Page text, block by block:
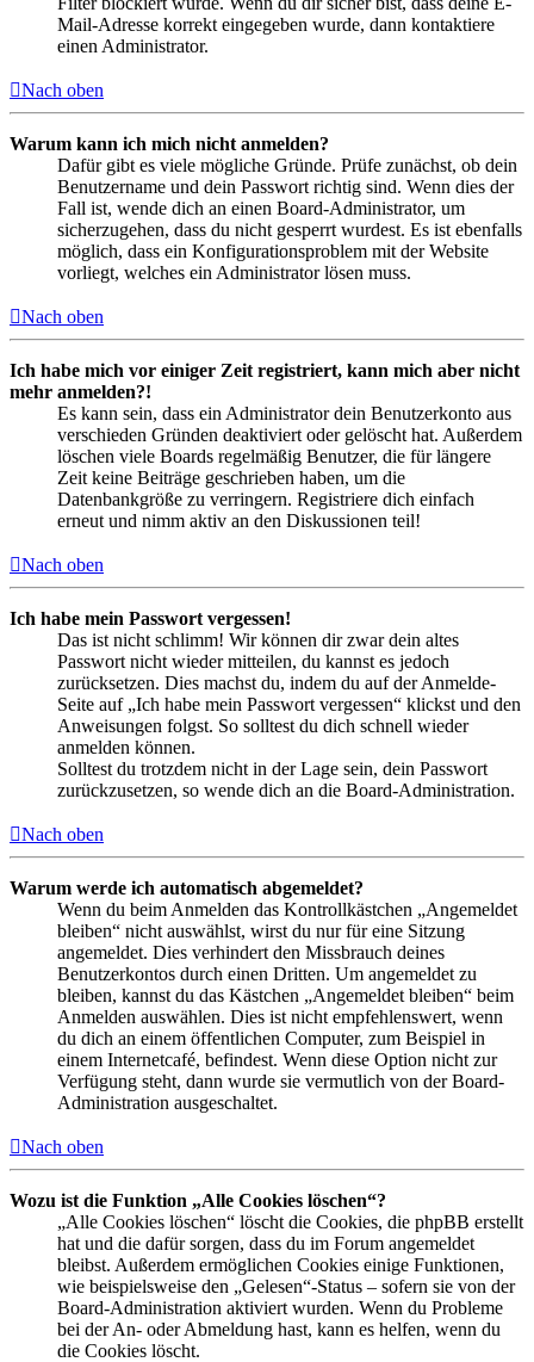
Mail-Adresse korrekt eingegeben wurde, dann kontaktiere
einen Administrator.
Nach oben
Warum kann ich mich nicht anmelden?
Dafür gibt es viele mögliche Gründe. Prüfe zunächst, ob dein
Benutzername und dein Passwort richtig sind. Wenn dies der
Fall ist, wende dich an einen Board-Administrator, um
sicherzugehen, dass du nicht gesperrt wurdest. Es ist ebenfalls
möglich, dass ein Konfigurationsproblem mit der Website
vorliegt, welches ein Administrator lösen muss.
Nach oben
Ich habe mich vor einiger Zeit registriert, kann mich aber nicht
mehr anmelden?!
Es kann sein, dass ein Administrator dein Benutzerkonto aus
verschieden Gründen deaktiviert oder gelöscht hat. Außerdem
löschen viele Boards regelmäßig Benutzer, die für längere
Zeit keine Beiträge geschrieben haben, um die
Datenbankgröße zu verringern. Registriere dich einfach
erneut und nimm aktiv an den Diskussionen teil!
Nach oben
Ich habe mein Passwort vergessen!
Das ist nicht schlimm! Wir können dir zwar dein altes
Passwort nicht wieder mitteilen, du kannst es jedoch
zurücksetzen. Dies machst du, indem du auf der Anmelde-
Seite auf „Ich habe mein Passwort vergessen“ klickst und den
Anweisungen folgst. So solltest du dich schnell wieder
anmelden können.
Solltest du trotzdem nicht in der Lage sein, dein Passwort
zurückzusetzen, so wende dich an die Board-Administration.
Nach oben
Warum werde ich automatisch abgemeldet?
Wenn du beim Anmelden das Kontrollkästchen „Angemeldet
bleiben“ nicht auswählst, wirst du nur für eine Sitzung
angemeldet. Dies verhindert den Missbrauch deines
Benutzerkontos durch einen Dritten. Um angemeldet zu
bleiben, kannst du das Kästchen „Angemeldet bleiben“ beim
Anmelden auswählen. Dies ist nicht empfehlenswert, wenn
du dich an einem öffentlichen Computer, zum Beispiel in
einem Internetcafé, befindest. Wenn diese Option nicht zur
Verfügung steht, dann wurde sie vermutlich von der Board-
Administration ausgeschaltet.
Nach oben
Wozu ist die Funktion „Alle Cookies löschen“?
„Alle Cookies löschen“ löscht die Cookies, die phpBB erstellt
hat und die dafür sorgen, dass du im Forum angemeldet
bleibst. Außerdem ermöglichen Cookies einige Funktionen,
wie beispielsweise den „Gelesen“-Status – sofern sie von der
Board-Administration aktiviert wurden. Wenn du Probleme
bei der An- oder Abmeldung hast, kann es helfen, wenn du
die Cookies löscht.